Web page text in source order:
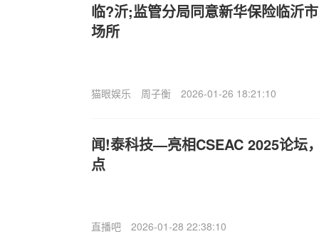
临?沂;监管分局同意新华保险临沂
场所
猫眼娱乐 周子衡 2026-01-26 18:21:10
闻!泰科技—亮相CSEAC 2025论坛
点
直播吧 2026-01-28 22:38:10